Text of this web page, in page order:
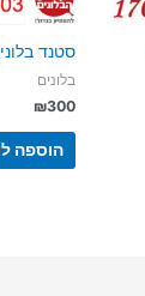
סטנד
בלונים
₪300
הוספה